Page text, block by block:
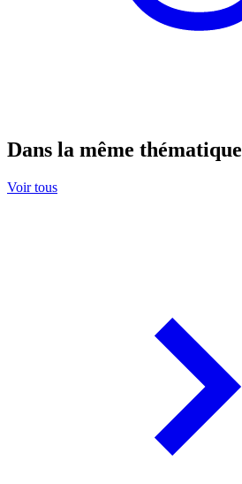
Dans la même thématique
Voir tous